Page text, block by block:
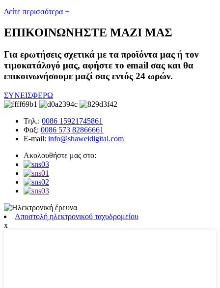
Δείτε περισσότερα +
ΕΠΙΚΟΙΝΩΝΗΣΤΕ ΜΑΖΙ ΜΑΣ
Για ερωτήσεις σχετικά με τα προϊόντα μας ή τον
τιμοκατάλογό μας, αφήστε το email σας και θα
επικοινωνήσουμε μαζί σας εντός 24 ωρών.
ΣΥΝΕΙΣΦΕΡΩ
Τηλ.: 0086 15921745861
Φαξ: 0086 573 82866661
E-mail: info@shaweidigital.com
Ακολουθήστε μας στο:
Αποστολή ηλεκτρονικού ταχυδρομείου
x